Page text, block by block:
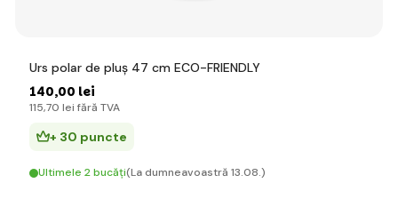
Urs polar de pluș 47 cm ECO-FRIENDLY
140,00 lei
115,70 lei fără TVA
+ 30 puncte
Ultimele 2 bucăți(La dumneavoastră 13.08.)